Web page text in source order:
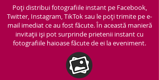
Poți distribui fotografiile instant pe Facebook,
Twitter, Instagram, TikTok sau le poți trimite pe e-
mail imediat ce au fost făcute. În această manieră
invitații iși pot surprinde prietenii instant cu
fotografiile haioase făcute de ei la eveniment.